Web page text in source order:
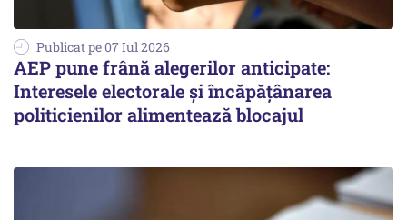
Publicat pe 07 Iul 2026
AEP pune frână alegerilor anticipate:
Interesele electorale și încăpățânarea
politicienilor alimentează blocajul